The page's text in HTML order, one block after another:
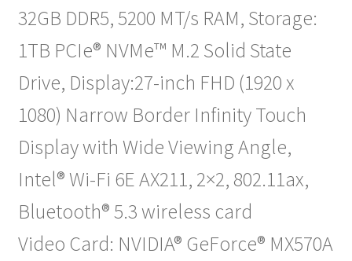
32GB DDR5, 5200 MT/s RAM, Storage:
1TB PCIe® NVMe™ M.2 Solid State
Drive, Display:27-inch FHD (1920 x
1080) Narrow Border Infinity Touch
Display with Wide Viewing Angle,
Intel® Wi-Fi 6E AX211, 2×2, 802.11ax,
Bluetooth® 5.3 wireless card
Video Card: NVIDIA® GeForce® MX570A